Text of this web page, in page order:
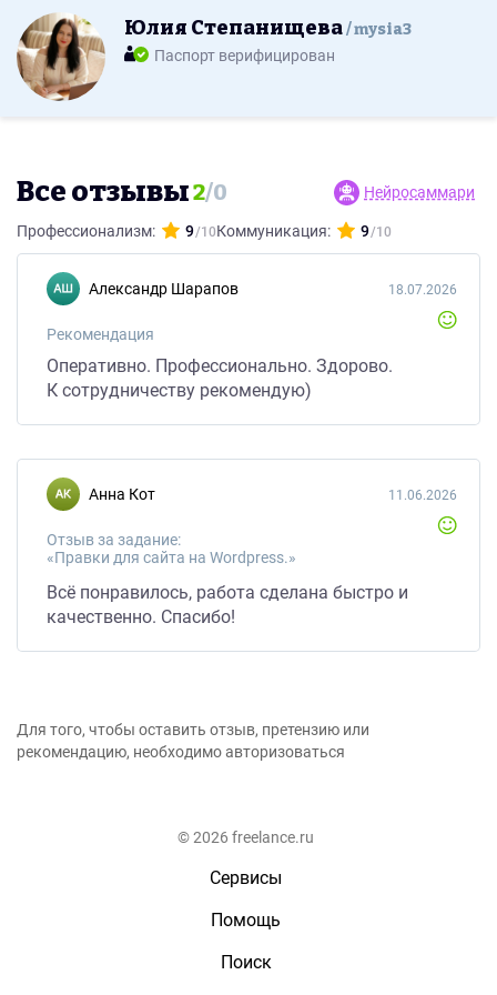
Юлия Степанищева mysia3
Паспорт верифицирован
Все отзывы2/0 Нейросаммари
Профессионализм: 9 Коммуникация: 9
Александр Шарапов
Рекомендация
18.07.2026
Оперативно. Профессионально. Здорово.
К сотрудничеству рекомендую)
Анна Кот
Отзыв за задание:
«Правки для сайта на Wordpress.»
11.06.2026
Всё понравилось, работа сделана быстро и
качественно. Спасибо!
Для того, чтобы оставить отзыв, претензию или
рекомендацию, необходимо авторизоваться
© 2026 freelance.ru
Сервисы
Помощь
Поиск